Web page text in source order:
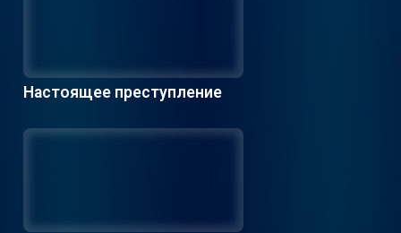
Настоящее преступление